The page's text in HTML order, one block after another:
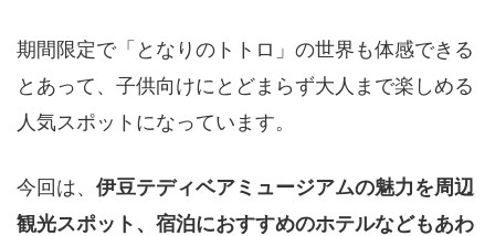
期間限定で「となりのトトロ」の世界も体感できる
とあって、子供向けにとどまらず大人まで楽しめる
人気スポットになっています。
今回は、 伊豆テディベアミュージアムの魅力を周辺
観光スポット、宿泊におすすめのホテルなどもあわ